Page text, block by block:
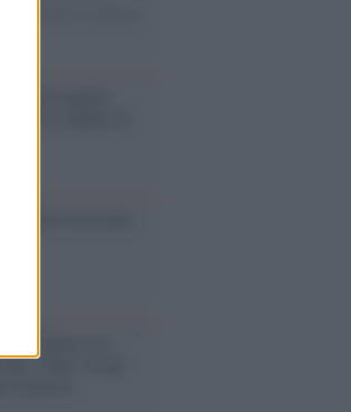
la Sala Consiliare
degli acquisti
le vendite di
l'arsenale
“chat” tra un